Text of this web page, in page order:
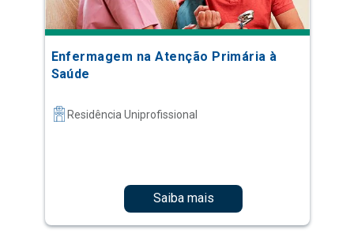
Enfermagem na Atenção Primária à
Saúde
Residência Uniprofissional
Saiba mais